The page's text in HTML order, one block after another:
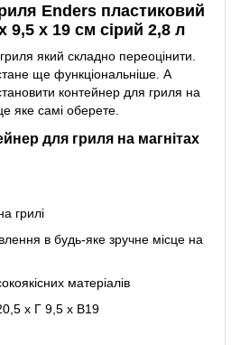
Enders пластиковий
9,5 х 19 см сірий 2,8 л
який складно переоцінити.
ще функціональніше. А
контейнер для гриля на
яке самі оберете.
для гриля на магнітах
грилі
в будь-яке зручне місце на
матеріалів
х Г 9,5 х В19